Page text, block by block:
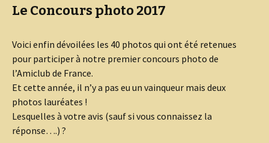
Le Concours photo 2017
Voici enfin dévoilées les 40 photos qui ont été retenues
pour participer à notre premier concours photo de
l’Amiclub de France.
Et cette année, il n’y a pas eu un vainqueur mais deux
photos lauréates !
Lesquelles à votre avis (sauf si vous connaissez la
réponse….) ?